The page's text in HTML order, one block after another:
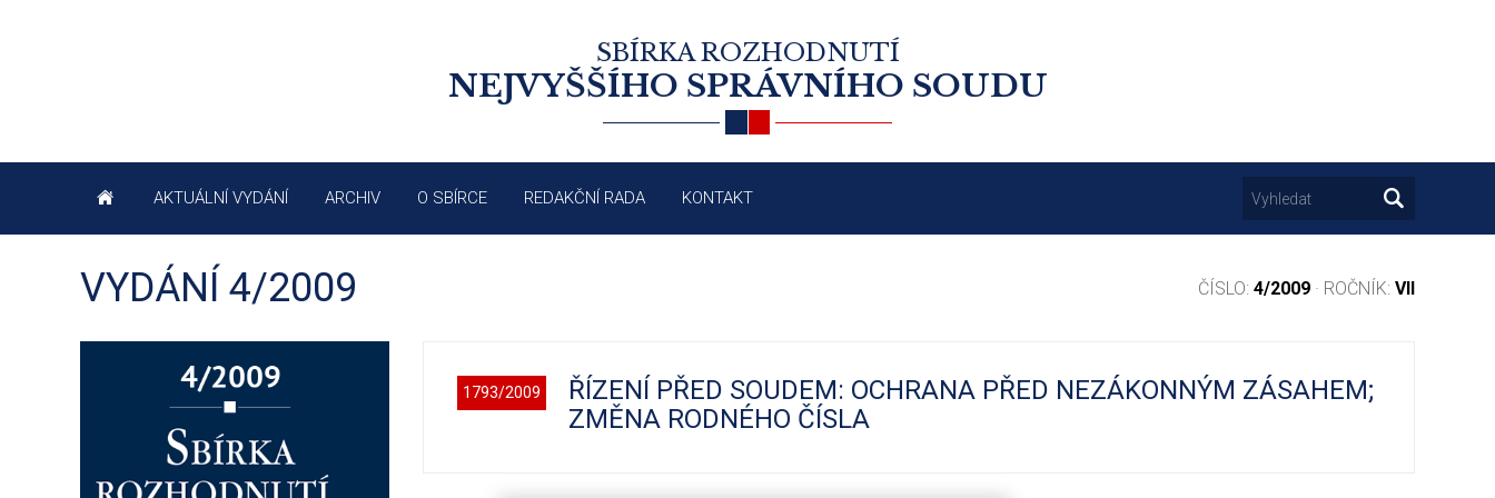
SBÍRKA ROZHODNUTÍ
NEJVYŠŠÍHO SPRÁVNÍHO SOUDU
AKTUÁLNÍ VYDÁNÍ ARCHIV O SBÍRCE REDAKČNÍ RADA KONTAKT
VYDÁNÍ 4/2009 ČÍSLO: 4/2009 · ROČNÍK: VII
1793/2009
ŘÍZENÍ PŘED SOUDEM: OCHRANA PŘED NEZÁKONNÝM ZÁSAHEM;
ZMĚNA RODNÉHO ČÍSLA